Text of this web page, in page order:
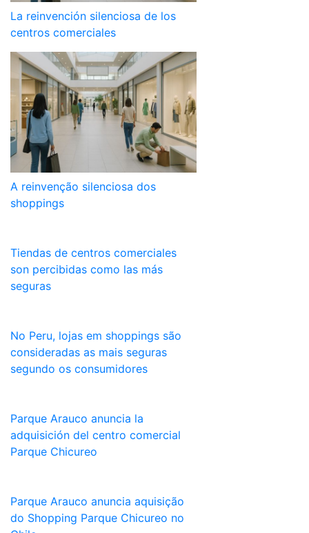
La reinvención silenciosa de los
centros comerciales
A reinvenção silenciosa dos
shoppings
Tiendas de centros comerciales
son percibidas como las más
seguras
No Peru, lojas em shoppings são
consideradas as mais seguras
segundo os consumidores
Parque Arauco anuncia la
adquisición del centro comercial
Parque Chicureo
Parque Arauco anuncia aquisição
do Shopping Parque Chicureo no